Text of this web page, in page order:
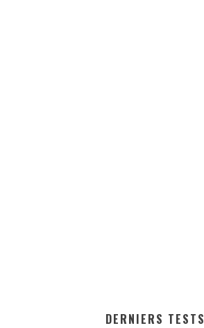
DERNIERS TESTS